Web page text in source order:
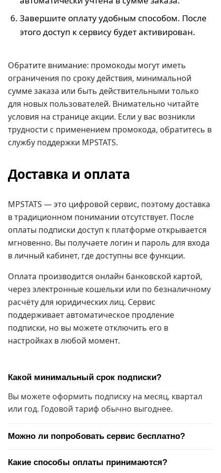
Завершите оплату удобным способом. После
этого доступ к сервису будет активирован.
Обратите внимание: промокоды могут иметь
ограничения по сроку действия, минимальной
сумме заказа или быть действительными только
для новых пользователей. Внимательно читайте
условия на странице акции. Если у вас возникли
трудности с применением промокода, обратитесь в
службу поддержки MPSTATS.
Доставка и оплата
MPSTATS — это цифровой сервис, поэтому доставка
в традиционном понимании отсутствует. После
оплаты подписки доступ к платформе открывается
мгновенно. Вы получаете логин и пароль для входа
в личный кабинет, где доступны все функции.
Оплата производится онлайн банковской картой,
через электронные кошельки или по безналичному
расчёту для юридических лиц. Сервис
поддерживает автоматическое продление
подписки, но вы можете отключить его в
настройках в любой момент.
Какой минимальный срок подписки?
Вы можете оформить подписку на месяц, квартал
или год. Годовой тариф обычно выгоднее.
Можно ли попробовать сервис бесплатно?
Какие способы оплаты принимаются?